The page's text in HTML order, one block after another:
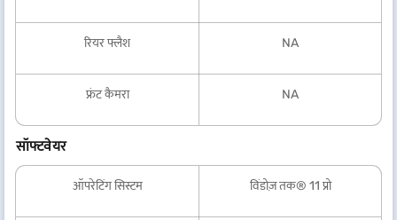
रियर फ्लैश NA
फ्रंट कैमरा NA
सॉफ्टवेयर
ऑपरेटिंग सिस्टम विंडोज़ तक® 11 प्रो